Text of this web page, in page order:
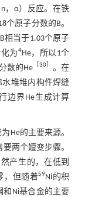
，α）反应。在铁
个原子分数的B。
相当于1.03个原子
为4He，所以1个
数的He ［30］ 。在
堆堆内构件焊缝
边界He生成计算
He的主要来源。
两个嬗变步骤。
产生的，在低到
，但随着59Ni的积
和Ni基合金的主要